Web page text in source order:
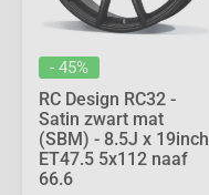
- 45%
RC Design RC32 -
Satin zwart mat
(SBM) - 8.5J x 19inch
ET47.5 5x112 naaf
66.6